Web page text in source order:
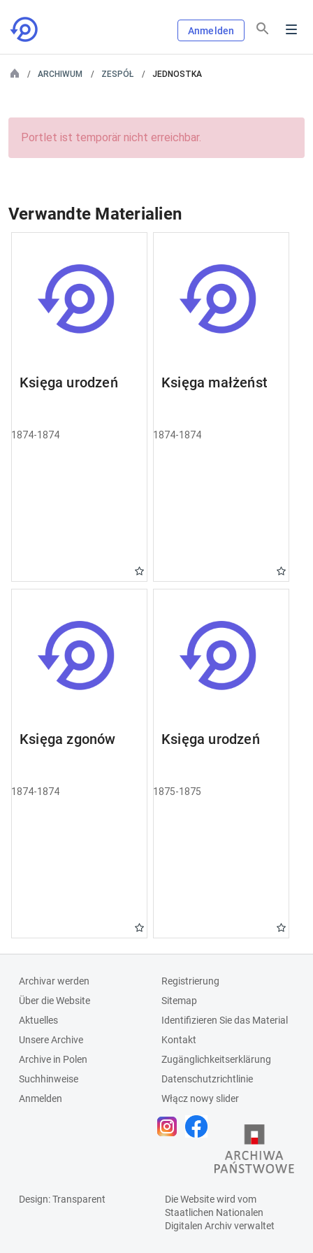
Anmelden
ARCHIWUM ZESPÓŁ JEDNOSTKA
Portlet ist temporär nicht erreichbar.
Verwandte Materialien
Księga urodzeń
1874-1874
Księga małżeństw
1874-1874
Księga zgonów
1874-1874
Księga urodzeń
1875-1875
Archivar werden
Über die Website
Aktuelles
Unsere Archive
Archive in Polen
Suchhinweise
Anmelden
Registrierung
Sitemap
Identifizieren Sie das Material
Kontakt
Zugänglichkeitserklärung
Datenschutzrichtlinie
Włącz nowy slider
Design: Transparent
Die Website wird vom
Staatlichen Nationalen
Digitalen Archivverwaltet